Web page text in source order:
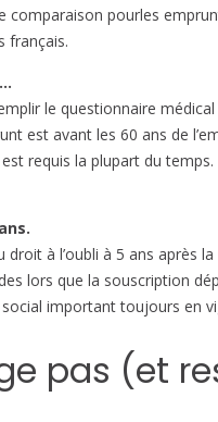
2
e
q
u
h
a
n
comparaison pourles
français.
le questionnaire
est avant les 60 ans de
requis la plupart du
à l’oubli à 5 ans après
lors que la souscription
social important toujours en
pas (et